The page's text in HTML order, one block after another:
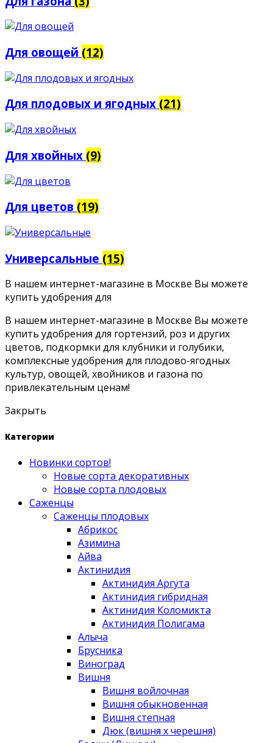
Для овощей (12)
Для плодовых и ягодных (21)
Для хвойных (9)
Для цветов (19)
Универсальные (15)
В нашем интернет-магазине в Москве Вы можете
купить удобрения для
В нашем интернет-магазине в Москве Вы можете
купить удобрения для гортензий, роз и других
цветов, подкормки для клубники и голубики,
комплексные удобрения для плодово-ягодных
культур, овощей, хвойников и газона по
привлекательным ценам!
Закрыть
Категории
Новинки сортов!
Новые сорта декоративных
Новые сорта плодовых
Саженцы
Саженцы плодовых
Абрикос
Азимина
Айва
Актинидия
Актинидия Аргута
Актинидия гибридная
Актинидия Коломикта
Актинидия Полигама
Алыча
Брусника
Виноград
Вишня
Вишня войлочная
Вишня обыкновенная
Вишня степная
Дюк (вишня х черешня)